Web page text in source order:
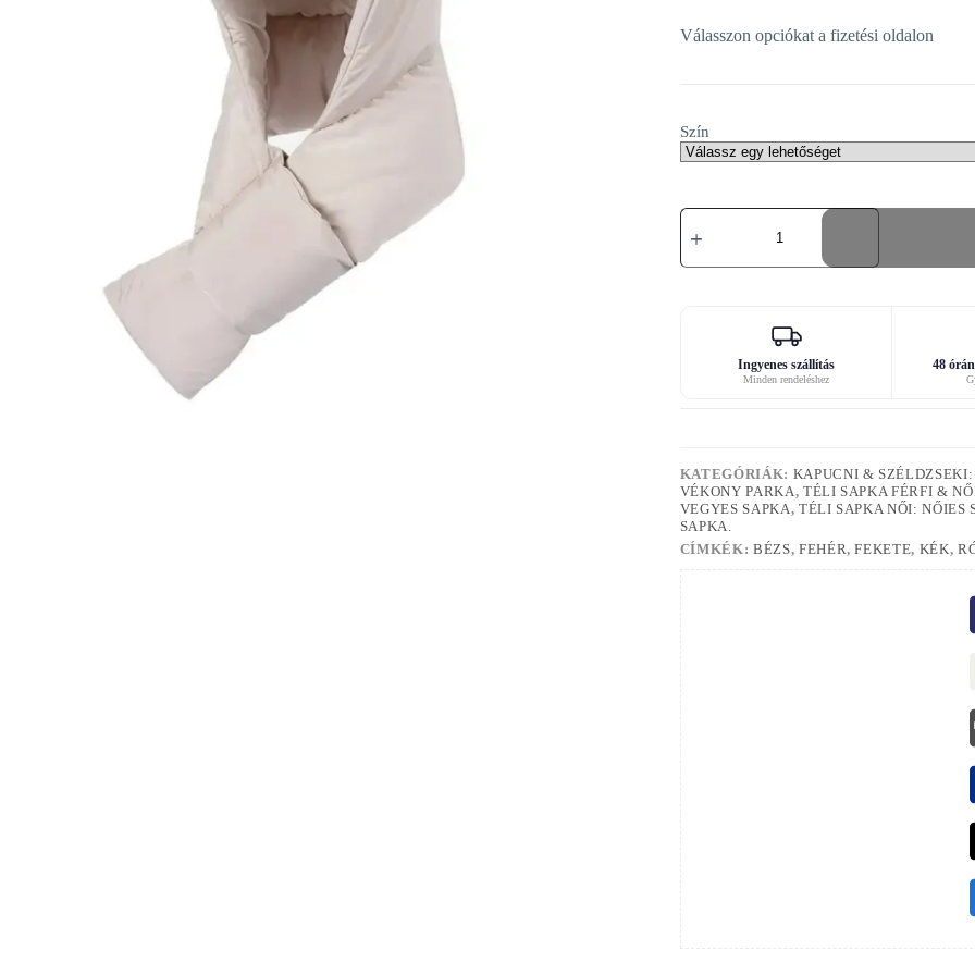
Válasszon opciókat a fizetési oldalon
Szín
Divatos
téli
mennyiség
Ingyenes szállítás
Minden rendeléshez
48
KATEGÓRIÁK: KAPUCNI &
VÉKONY PARKA, TÉLI SAPKA FÉRFI &
VEGYES SAPKA, TÉLI SAPKA NŐI: NŐIES
SAPKA.
CÍMKÉK: BÉZS, FEHÉR,FEKETE, KÉK,